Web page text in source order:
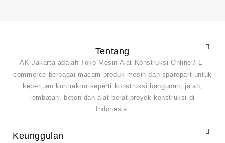
Tentang
AK Jakarta adalah Toko Mesin Alat Konstruksi Online / E-
commerce berbagai macam produk mesin dan sparepart untuk
keperluan kontraktor seperti konstruksi bangunan, jalan,
jembatan, beton dan alat berat proyek konstruksi di
Indonesia.
Keunggulan